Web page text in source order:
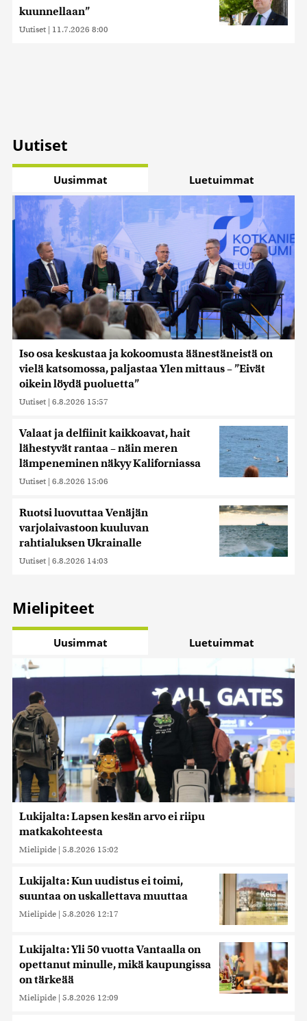
kuunnellaan”
Uutiset | 11.7.2026 8:00
Uutiset
Uusimmat Luetuimmat
Iso osa keskustaa ja kokoomusta äänestäneistä on
vielä katsomossa, paljastaa Ylen mittaus – ”Eivät
oikein löydä puoluetta”
Uutiset | 6.8.2026 15:57
Valaat ja delfiinit kaikkoavat, hait
lähestyvät rantaa – näin meren
lämpeneminen näkyy Kaliforniassa
Uutiset | 6.8.2026 15:06
Ruotsi luovuttaa Venäjän
varjolaivastoon kuuluvan
rahtialuksen Ukrainalle
Uutiset | 6.8.2026 14:03
Mielipiteet
Uusimmat Luetuimmat
Lukijalta: Lapsen kesän arvo ei riipu
matkakohteesta
Mielipide | 5.8.2026 15:02
Lukijalta: Kun uudistus ei toimi,
suuntaa on uskallettava muuttaa
Mielipide | 5.8.2026 12:17
Lukijalta: Yli 50 vuotta Vantaalla on
opettanut minulle, mikä kaupungissa
on tärkeää
Mielipide | 5.8.2026 12:09